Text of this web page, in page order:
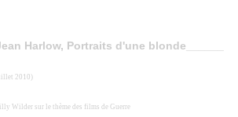
Harlow, Portraits d'une blonde______
2010)
Wilder sur le thème des films de Guerre